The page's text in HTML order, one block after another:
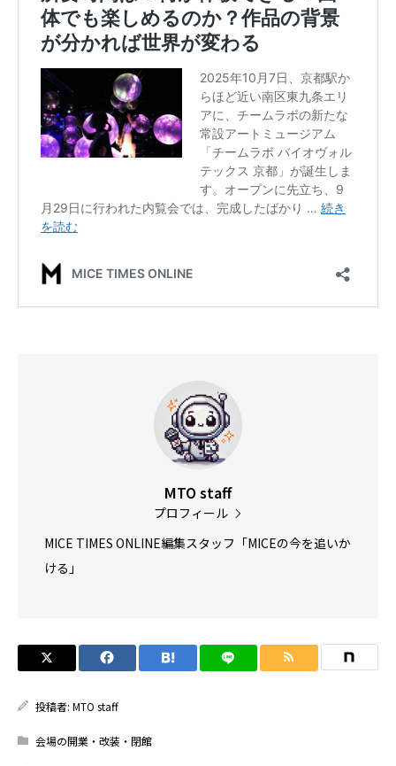
MTO staff
プロフィール
MICE TIMES ONLINE編集スタッフ「MICEの今を追いか
ける」
投稿者: MTO staff
会場の開業・改装・閉館